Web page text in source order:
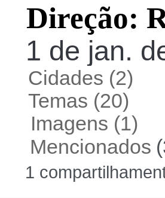
Direção:
1 de jan.
Imagens (1)
Mencionados
1